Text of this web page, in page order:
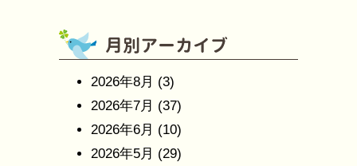
2026年8月 (3)
2026年7月 (37)
2026年6月 (10)
2026年5月 (29)